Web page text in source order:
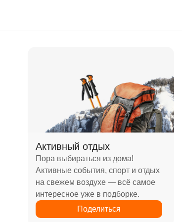
Активный отдых
Пора выбираться из дома!
Активные события, спорт и отдых
на свежем воздухе — всё самое
интересное уже в подборке.
Поделиться